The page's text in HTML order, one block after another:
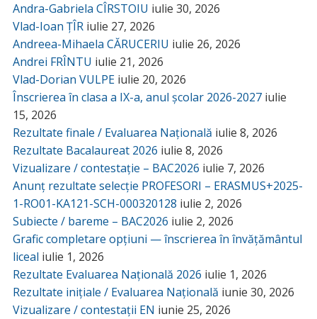
Andra-Gabriela CÎRSTOIU iulie 30, 2026
Vlad-Ioan ȚÎR iulie 27, 2026
Andreea-Mihaela CĂRUCERIU iulie 26, 2026
Andrei FRÎNTU iulie 21, 2026
Vlad-Dorian VULPE iulie 20, 2026
Înscrierea în clasa a IX-a, anul școlar 2026-2027 iulie
15, 2026
Rezultate finale / Evaluarea Națională iulie 8, 2026
Rezultate Bacalaureat 2026 iulie 8, 2026
Vizualizare / contestație – BAC2026 iulie 7, 2026
Anunț rezultate selecție PROFESORI – ERASMUS+2025-
1-RO01-KA121-SCH-000320128 iulie 2, 2026
Subiecte / bareme – BAC2026 iulie 2, 2026
Grafic completare opțiuni — înscrierea în învățământul
liceal iulie 1, 2026
Rezultate Evaluarea Națională 2026 iulie 1, 2026
Rezultate inițiale / Evaluarea Națională iunie 30, 2026
Vizualizare / contestații EN iunie 25, 2026